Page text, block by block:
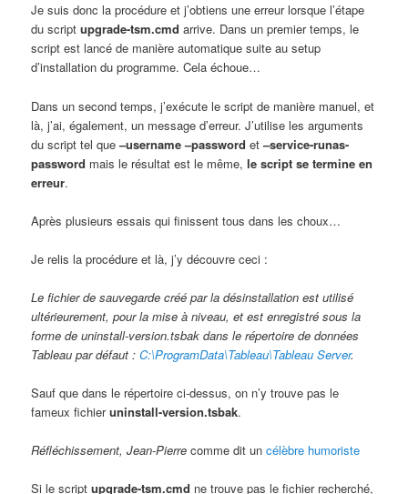
Je suis donc la procédure et j’obtiens une erreur lorsque l’étape
du scriptupgrade-tsm.cmd arrive. Dans un premier temps, le
script est lancé de manière automatique suite au setup
d’installation du programme. Cela échoue…
Dans un second temps, j’exécute le script de manière manuel, et
là, j’ai, également, un message d’erreur. J’utilise les arguments
du script tel que–username –password et–service-runas-
password mais le résultat est le même,le script se termine en
erreur.
Après plusieurs essais qui finissent tous dans les choux…
Je relis la procédure et là, j’y découvre ceci :
Le fichier de sauvegarde créé par la désinstallation est utilisé
ultérieurement, pour la mise à niveau, et est enregistré sous la
forme de uninstall-version.tsbak dans le répertoire de données
Tableau par défaut :C:\ProgramData\Tableau\Tableau Server.
Sauf que dans le répertoire ci-dessus, on n’y trouve pas le
fameux fichieruninstall-version.tsbak.
Réfléchissement, Jean-Pierre comme dit uncélèbre humoriste
Si le scriptupgrade-tsm.cmd ne trouve pas le fichier recherché,